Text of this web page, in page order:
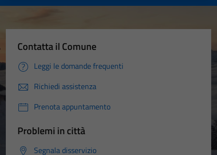
Contatta il Comune
Leggi le domande frequenti
Richiedi assistenza
Prenota appuntamento
Problemi in città
Segnala disservizio